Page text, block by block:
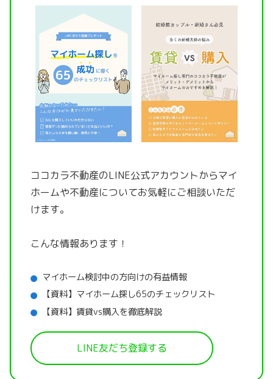
ココカラ不動産のLINE公式アカウントからマイ
ホームや不動産についてお気軽にご相談いただ
けます。
こんな情報あります！
マイホーム検討中の方向けの有益情報
【資料】マイホーム探し65のチェックリスト
【資料】賃貸vs購入を徹底解説
LINE友だち登録する